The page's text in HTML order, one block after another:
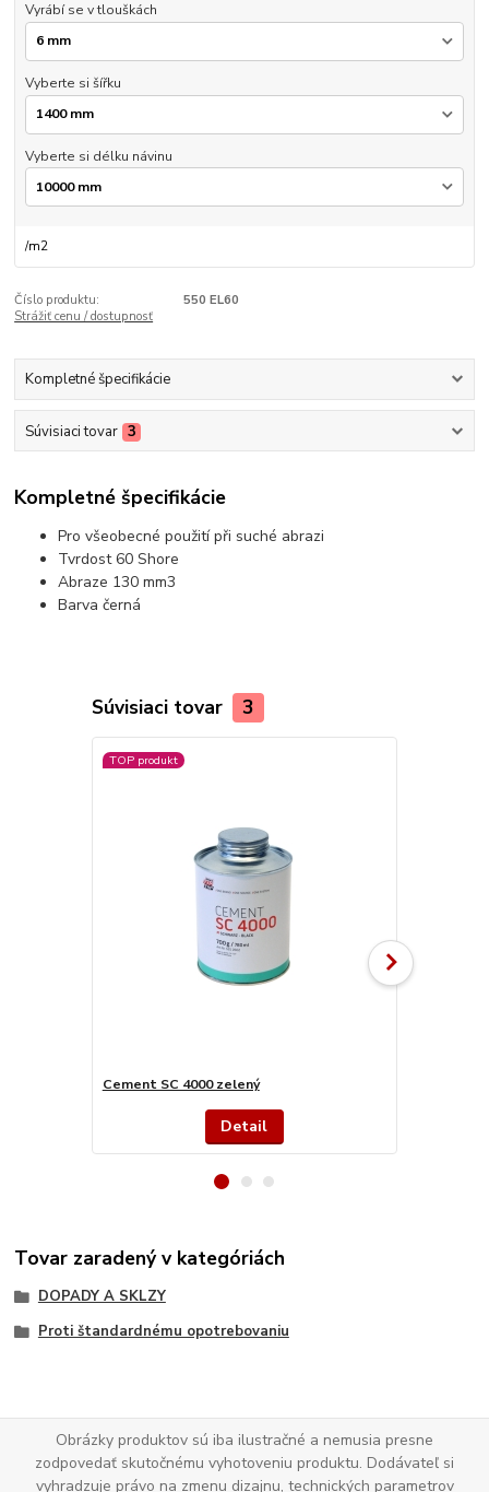
Vyrábí se v tlouškách
Vyberte si šířku
Vyberte si délku návinu
/m2
Číslo produktu:
550 EL60
Strážiť cenu / dostupnosť
Kompletné špecifikácie
Súvisiaci tovar 3
Kompletné špecifikácie
Pro všeobecné použití při suché abrazi
Tvrdost 60 Shore
Abraze 130 mm3
Barva černá
Súvisiaci tovar 3
TOP produkt
Cement SC 4000 zelený
Detail
Tovar zaradený v kategóriách
DOPADY A SKLZY
Proti štandardnému opotrebovaniu
Obrázky produktov sú iba ilustračné a nemusia presne
zodpovedať skutočnému vyhotoveniu produktu. Dodávateľ si
vyhradzuje právo na zmenu dizajnu, technických parametrov